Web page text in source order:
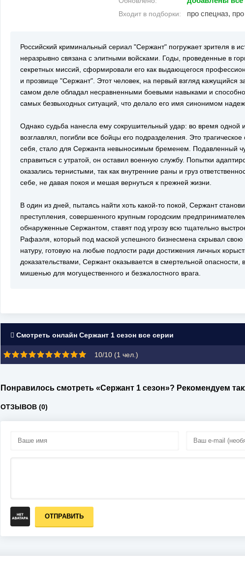
Входит в подборки: про спецназ,
Российский криминальный сериал "Сержант" погружает зрителя в
неразрывно связана с элитными войсками. Годы, проведенные в
секретных миссий, сформировали его как выдающегося
и прозвище "Сержант". Этот человек, на первый взгляд кажущийся
самом деле обладал несравненными боевыми навыками и
самых безвыходных ситуаций, что делало его имя синонимом
Однако судьба нанесла ему сокрушительный удар: во время одной
возглавлял, погибли все бойцы его подразделения. Это
себя, стало для Сержанта невыносимым бременем. Подавленный
справиться с утратой, он оставил военную службу. Попытки
оказались тернистыми, так как внутренние раны и груз
себе, не давая покоя и мешая вернуться к прежней жизни.
В один из дней, пытаясь найти хоть какой-то покой, Сержант
преступления, совершенного крупным городским
обнаруженные Сержантом, ставят под угрозу всю тщательно
Рафаэля, который под маской успешного бизнесмена скрывал
натуру, готовую на любые подлости ради достижения личных
доказательствами, Сержант оказывается в смертельной опасности,
мишенью для могущественного и безжалостного врага.
Смотреть онлайн Сержант 1 сезон все серии
10/10 (1 чел.)
Понравилось смотреть «Сержант 1 сезон»? Рекомендуем
ОТЗЫВОВ (0)
ОТПРАВИТЬ